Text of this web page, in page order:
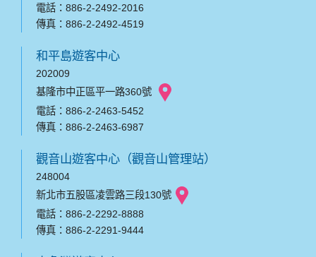
電話：886-2-2492-2016
傳真：886-2-2492-4519
和平島遊客中心
202009
基隆市中正區平一路360號
電話：886-2-2463-5452
傳真：886-2-2463-6987
觀音山遊客中心（觀音山管理站）
248004
新北市五股區凌雲路三段130號
電話：886-2-2292-8888
傳真：886-2-2291-9444